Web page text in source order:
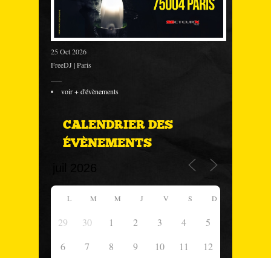
25 Oct 2026
FreeDJ | Paris
voir + d'évènements
CALENDRIER DES
ÉVÈNEMENTS
L M M J V S D
29 30 1 2 3 4
5
6
7 8 9 10 11 12